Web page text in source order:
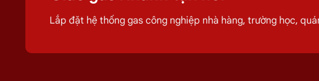
giúp quá trình sử dụng
Giá Giao Gas Tận Nơi Đường Xuân Thới
Lắp đặt hệ thống gas công nghiệp nhà hàng, trường học,